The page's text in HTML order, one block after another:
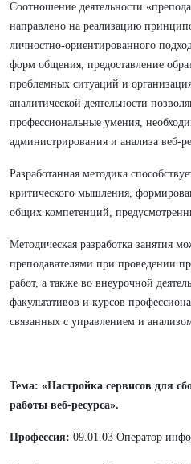
Соотношение деятельности
направлено на реализацию
личностно-ориентированного
форм общения, предоставление
проблемных ситуаций и
аналитической деятельности
профессиональные умения,
администрирования и анализа веб-
Разработанная методика
критического мышления,
общих компетенций,
Методическая разработка занятия
преподавателями при проведении
работ, а также во внеурочной
факультативов и курсов
связанных с управлением и
Тема: «Настройка сервисов для
работы веб-ресурса».
Профессия: 09.01.03 Оператор